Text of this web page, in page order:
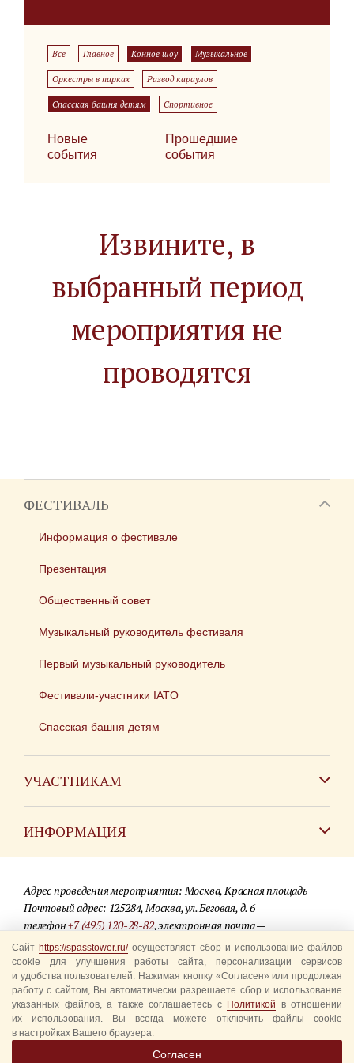
Все Главное Конное шоу Музыкальное
Оркестры в парках Развод караулов
Спасская башня детям Спортивное
Новые
события
Прошедшие
события
Извините, в
выбранный период
мероприятия не
проводятся
ФЕСТИВАЛЬ
Информация о фестивале
Презентация
Общественный совет
Музыкальный руководитель фестиваля
Первый музыкальный руководитель
Фестивали-участники IATO
Спасская башня детям
УЧАСТНИКАМ
ИНФОРМАЦИЯ
Для СМИ
Где купить билеты
Акции
Вопрос-ответ
Правила посещения
Уполномоченные представители
Адрес проведения мероприятия: Москва, Красная площадь
Почтовый адрес: 125284, Москва, ул. Беговая, д. 6
телефон+7 (495) 120-28-82, электронная почта —
info@spasstower.ru
© 2009-2025 Официальный сайт фестиваля «Спасская башня»
Разработка сайта —студия «Сибирикс»
Сайт https://spasstower.ru/осуществляет сбор и использование файлов
cookie для улучшения работы сайта, персонализации сервисов
и удобства пользователей. Нажимая кнопку «Согласен» или продолжая
работу с сайтом, Вы автоматически разрешаете сбор и использование
указанных файлов, а также соглашаетесь с Политикой в отношении
их использования. Вы всегда можете отключить файлы cookie
в настройках Вашего браузера.
Согласен